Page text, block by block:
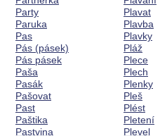
Party
Paruka
Pas
Pás (pásek)
Pás pásek
Paša
Pasák
Pašovat
Past
Paštika
Pastvina
Plavat
Plavba
Plavky
Pláž
Plece
Plech
Plenky
Pleš
Plést
Pletení
Plevel